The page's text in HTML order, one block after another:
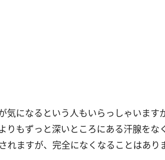
気になるという人もいらっしゃいます
りもずっと深いところにある汗腺をな
ますが、完全になくなることはあり